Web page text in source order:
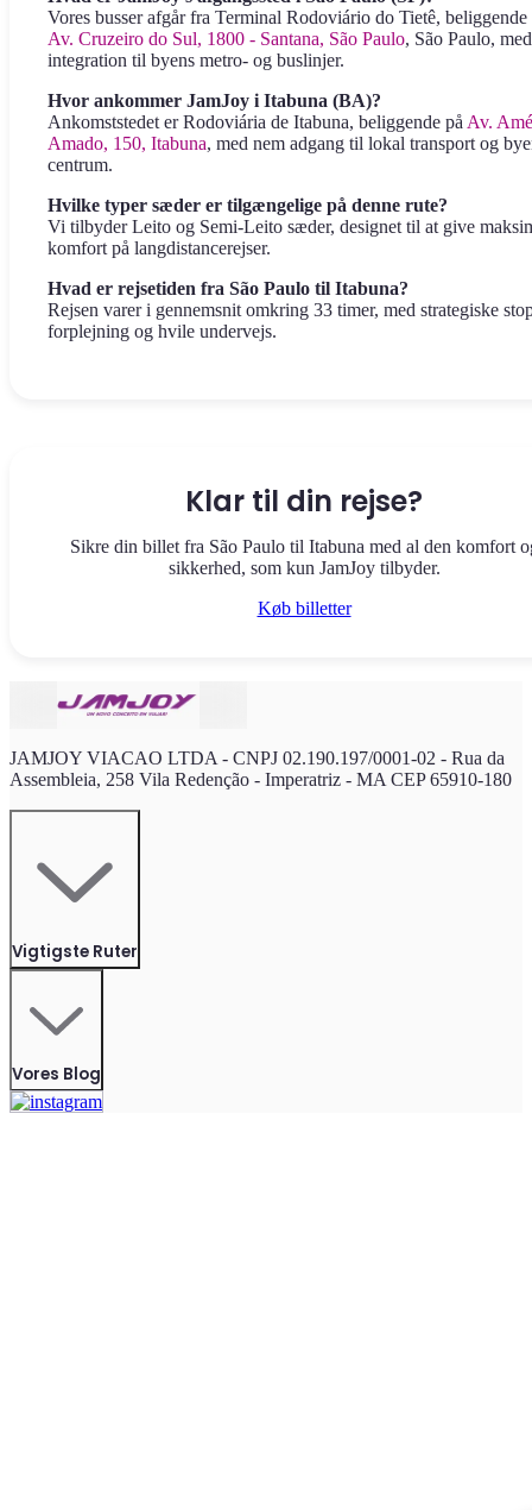
Vores busser afgår fra Terminal Rodoviário do Tietê, beliggende
Av. Cruzeiro do Sul, 1800 - Santana, São Paulo, São Paulo, med
integration til byens metro- og buslinjer.
Hvor ankommer JamJoy i Itabuna (BA)?
Ankomststedet er Rodoviária de Itabuna, beliggende på Av.
Amado, 150, Itabuna, med nem adgang til lokal transport og
centrum.
Hvilke typer sæder er tilgængelige på denne rute?
Vi tilbyder Leito og Semi-Leito sæder, designet til at give
komfort på langdistancerejser.
Hvad er rejsetiden fra São Paulo til Itabuna?
Rejsen varer i gennemsnit omkring 33 timer, med strategiske
forplejning og hvile undervejs.
Klar til din rejse?
Sikre din billet fra São Paulo til Itabuna med al den komfort
sikkerhed, som kun JamJoy tilbyder.
Køb billetter
JAMJOY VIACAO LTDA - CNPJ 02.190.197/0001-02 - Rua da
Assembleia, 258 Vila Redenção - Imperatriz - MA CEP 65910-180
Vigtigste Ruter
Vores Blog